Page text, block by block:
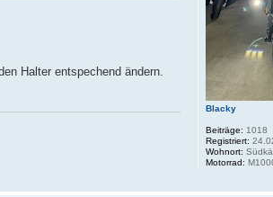
Halter entspechend ändern.
Blacky
Beiträge: 1018
Registriert:
Wohnort:
Motorrad: